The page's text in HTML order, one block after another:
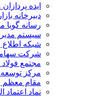
ایده
دبیرخانه
رسانه گویا
سیستم
شبکه اطلاع
شرکت
مجتمع
مرکز توسعه
مقام معظم
نماد اعتماد